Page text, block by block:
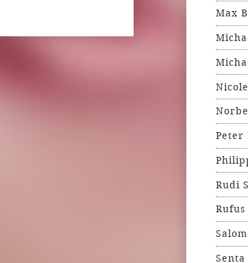
Max
Peter
Rudi
Rufus